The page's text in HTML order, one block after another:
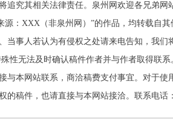
追究其相关法律责任。泉州网欢迎各兄弟网
：XXX（非泉州网）”的作品，均转载自
当事人若认为有侵权之处请来电告知，我们
性无法及时确认稿件作者并与作者取得联
与本网站联系，商洽稿费支付事宜。对于
的稿件，也请直接与本网站接洽。联系电话